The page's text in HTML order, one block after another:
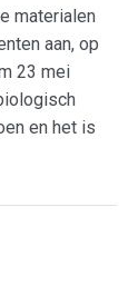
materialen
aan, op
23 mei
en het is